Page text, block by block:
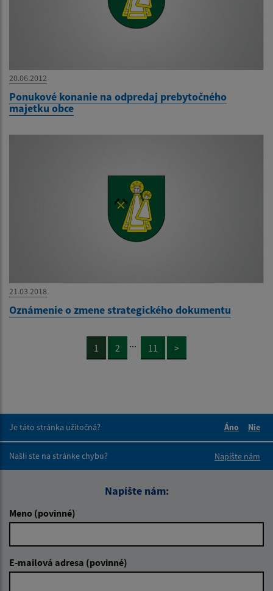
20.06.2012
Ponukové konanie na odpredaj prebytočného
majetku obce
21.03.2018
Oznámenie o zmene strategického dokumentu
1 2 ... 11 >
Je táto stránka užitočná?
Áno
Nie
Našli ste na stránke chybu?
Napíšte nám
Napíšte nám:
Meno (povinné)
E-mailová adresa (povinné)